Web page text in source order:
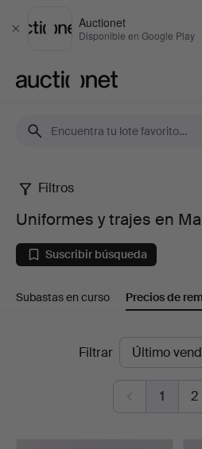
Cerrar
Auctionet
Disponible en Google Play
Uniformes
trajes
en
Markus
Auktioner
Filtros
Uniformes y trajes en
Suscribir búsqueda
Subastas en curso Precios de
Filtrar
1 2